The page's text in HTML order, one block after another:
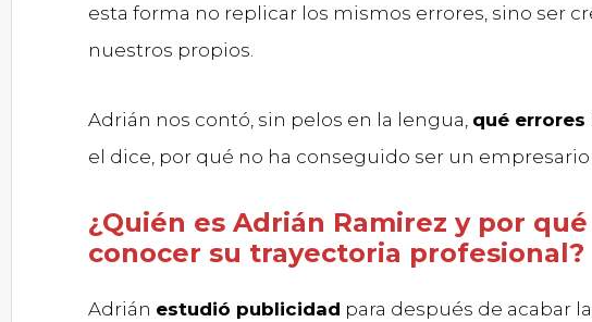
esta forma no replicar los mismos errores, sino ser
nuestros propios.
Adrián nos contó, sin pelos en la lengua, qué
el dice, por qué no ha conseguido ser un empresario
¿Quién es Adrián Ramirez y por
conocer su trayectoria profesional?
Adrián estudió publicidad para después de acabar